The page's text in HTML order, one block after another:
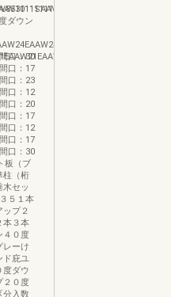
ダウン
口：30
口：17
口：23
口：12
口：20
口：17
口：12
口：17
口：30
板（ブ
柱（桁
セッ
５１本
プ２
本３本
４０度
レーけ
ド庇ユ
度ダウ
２０度
分入数